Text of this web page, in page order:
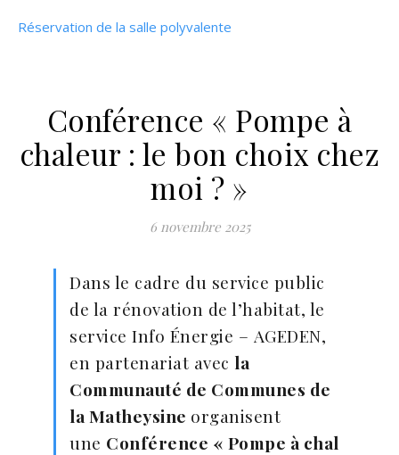
Réservation de la salle polyvalente
Conférence « Pompe à
chaleur : le bon choix chez
moi ? »
6 novembre 2025
Dans le cadre du service public
de la rénovation de l’habitat, le
service Info Énergie – AGEDEN,
en partenariat avec la
Communauté de Communes de
la Matheysine organisent
une Conférence « Pompe à chal